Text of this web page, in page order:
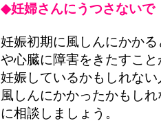
◆妊婦さんにうつさないで
妊娠初期に風しんにかか
や心臓に障害をきたすこ
妊娠しているかもしれな
風しんにかかったかもし
に相談しましょう。